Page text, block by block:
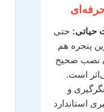
حیاتی: حتی
پنجره هم
نصب صحیح
است.
و
استاندارد